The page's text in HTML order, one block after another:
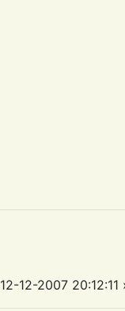
12-12-2007 20:12:11